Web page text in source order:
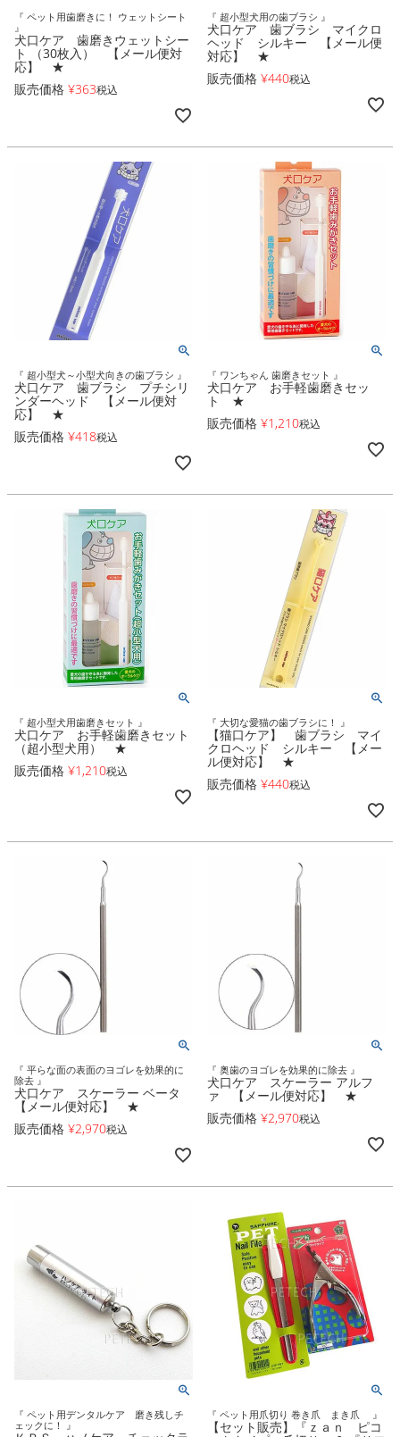
『 ペット用歯磨きに！ ウェットシート
』
犬口ケア 歯磨きウェットシー
ト （30枚入） 【メール便対
応】 ★
販売価格 ¥363税込
『 超小型犬用の歯ブラシ 』
犬口ケア 歯ブラシ マイクロ
ヘッド シルキー 【メール便
対応】 ★
販売価格 ¥440税込
『 超小型犬～小型犬向きの歯ブラシ 』
犬口ケア 歯ブラシ プチシリ
ンダーヘッド 【メール便対
応】 ★
販売価格 ¥418税込
『 ワンちゃん 歯磨きセット 』
犬口ケア お手軽歯磨きセッ
ト ★
販売価格 ¥1,210税込
『 超小型犬用歯磨きセット 』
犬口ケア お手軽歯磨きセット
（超小型犬用） ★
販売価格 ¥1,210税込
『 大切な愛猫の歯ブラシに！ 』
【猫口ケア】 歯ブラシ マイ
クロヘッド シルキー 【メー
ル便対応】 ★
販売価格 ¥440税込
『 平らな面の表面のヨゴレを効果的に
除去 』
犬口ケア スケーラー ベータ
【メール便対応】 ★
販売価格 ¥2,970税込
『 奥歯のヨゴレを効果的に除去 』
犬口ケア スケーラー アルフ
ァ 【メール便対応】 ★
販売価格 ¥2,970税込
『 ペット用デンタルケア 磨き残しチ
ェックに！ 』
『 ペット用爪切り 巻き爪 まき爪 』
【セット販売】『ｚａｎ ピコ